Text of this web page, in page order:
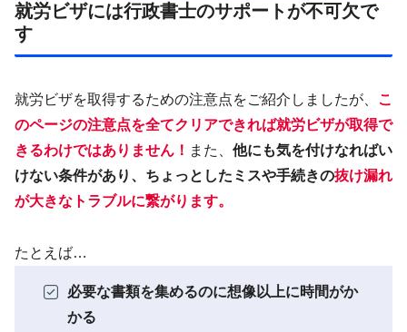
就労ビザには行政書士のサポートが不可欠で
す
就労ビザを取得するための注意点をご紹介しましたが、 こ
のページの注意点を全てクリアできれば就労ビザが取得で
きるわけではありません！ また、 他にも気を付けなればい
けない条件があり、ちょっとしたミスや手続きの抜け漏れ
が大きなトラブルに繋がります。
たとえば…
必要な書類を集めるのに想像以上に時間がか
かる